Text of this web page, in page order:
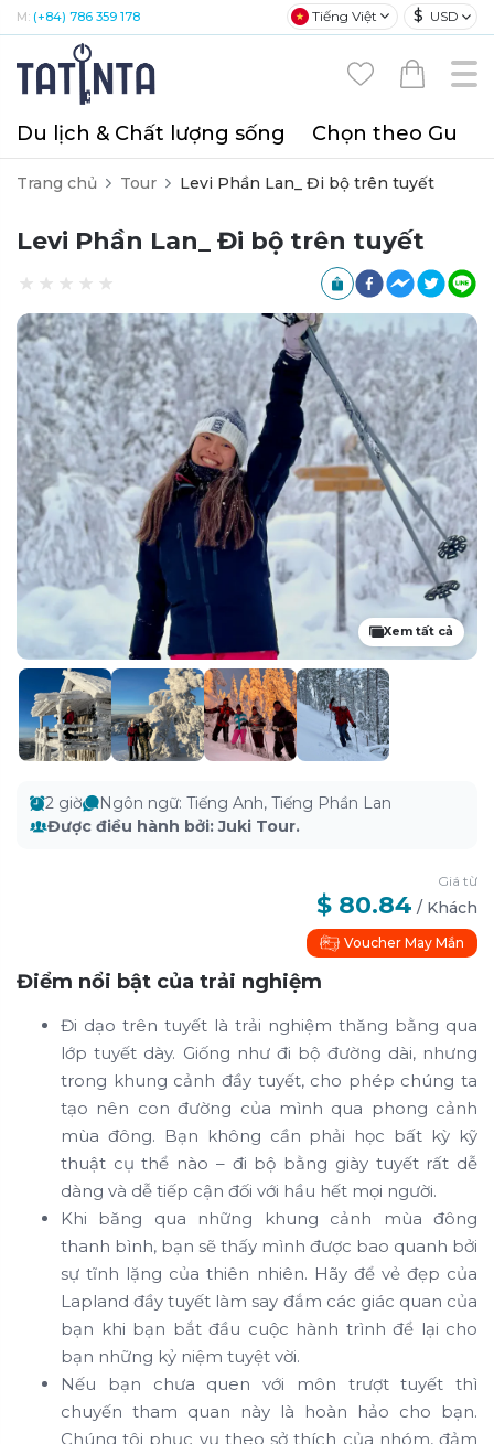
M: (+84) 786 359 178 Tiếng Việt $ USD
Du lịch & Chất lượng sống Chọn theo Gu
Trang chủ Tour Levi Phần Lan_ Đi bộ trên tuyết
Levi Phần Lan_ Đi bộ trên tuyết
Xem tất cả
2 giờ Ngôn ngữ: Tiếng Anh, Tiếng Phần Lan
Được điều hành bởi:Juki Tour.
Điểm nổi bật của trải nghiệm
Đi dạo trên tuyết là trải nghiệm thăng bằng qua
lớp tuyết dày. Giống như đi bộ đường dài, nhưng
trong khung cảnh đầy tuyết, cho phép chúng ta
tạo nên con đường của mình qua phong cảnh
mùa đông. Bạn không cần phải học bất kỳ kỹ
thuật cụ thể nào – đi bộ bằng giày tuyết rất dễ
dàng và dễ tiếp cận đối với hầu hết mọi người.
Khi băng qua những khung cảnh mùa đông
thanh bình, bạn sẽ thấy mình được bao quanh bởi
sự tĩnh lặng của thiên nhiên. Hãy để vẻ đẹp của
Lapland đầy tuyết làm say đắm các giác quan của
bạn khi bạn bắt đầu cuộc hành trình để lại cho
bạn những kỷ niệm tuyệt vời.
Nếu bạn chưa quen với môn trượt tuyết thì
chuyến tham quan này là hoàn hảo cho bạn.
Chúng tôi phục vụ theo sở thích của nhóm, đảm
Giá từ
$ 80.84 / Khách
Voucher May Mắn